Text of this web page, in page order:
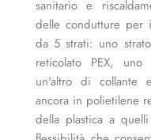
sanitario e
delle condutture per
da 5 strati: uno
reticolato PEX,
un'altro di collante
ancora in polietilene
della plastica a